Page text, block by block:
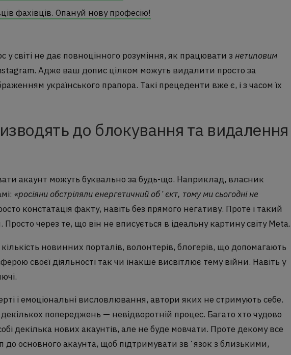
фахівців. Опануй нову професію!
світі не дає повноцінного розуміння, як працювати з нетиповим
Адже ваш допис цілком можуть видалити просто за
українського прапора. Такі прецеденти вже є, і з часом їх
до блокування та видалення
акаунт можуть буквально за будь-що. Наприклад, власник
«росіяни обстріляли енергетичний обʼєкт, тому ми сьогодні не
констатація факту, навіть без прямого негативу. Проте і такий
через те, що він не вписується в ідеальну картину світу Meta.
новинних порталів, волонтерів, блогерів, що допомагають
своєї діяльності так чи інакше висвітлює тему війни. Навіть у
і емоціональні висловлювання, автори яких не стримують себе.
попереджень — невідворотній процес. Багато хто чудово
декілька нових акаунтів, але не буде мовчати. Проте декому все
до основного акаунта, щоб підтримувати звʼязок з близькими,